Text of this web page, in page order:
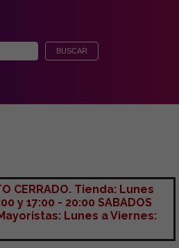
CERRADO. Tienda: Lunes
y 17:00 - 20:00 SABADOS
Lunes a Viernes: